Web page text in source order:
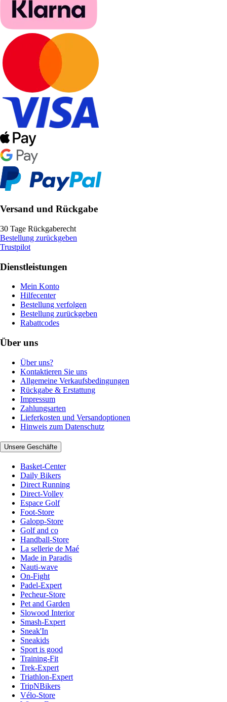
Versand und Rückgabe
30 Tage Rückgaberecht
Bestellung zurückgeben
Trustpilot
Dienstleistungen
Mein Konto
Hilfecenter
Bestellung verfolgen
Bestellung zurückgeben
Rabattcodes
Über uns
Über uns?
Kontaktieren Sie uns
Allgemeine Verkaufsbedingungen
Rückgabe & Erstattung
Impressum
Zahlungsarten
Lieferkosten und Versandoptionen
Hinweis zum Datenschutz
Unsere Geschäfte
Basket-Center
Daily Bikers
Direct Running
Direct-Volley
Espace Golf
Foot-Store
Galopp-Store
Golf and co
Handball-Store
La sellerie de Maé
Made in Paradis
Nauti-wave
On-Fight
Padel-Expert
Pecheur-Store
Pet and Garden
Slowood Interior
Smash-Expert
Sneak'In
Sneakids
Sport is good
Training-Fit
Trek-Expert
Triathlon-Expert
TripNBikers
Vélo-Store